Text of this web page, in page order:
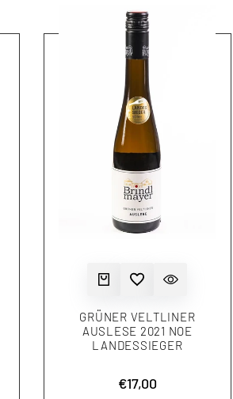
GRÜNER VELTLINER
AUSLESE 2021 NOE
LANDESSIEGER
Aktionspreis
€17,00